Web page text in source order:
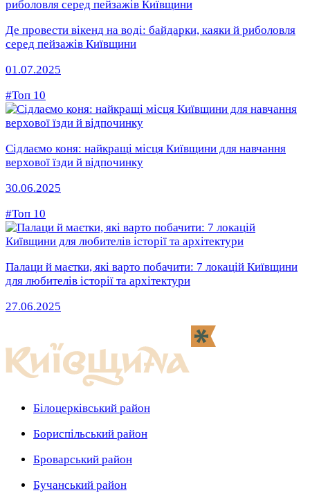
Де провести вікенд на воді: байдарки, каяки й риболовля
серед пейзажів Київщини
01.07.2025
#Топ 10
Сідлаємо коня: найкращі місця Київщини для навчання
верхової їзди й відпочинку
30.06.2025
#Топ 10
Палаци й маєтки, які варто побачити: 7 локацій Київщини
для любителів історії та архітектури
27.06.2025
Білоцерківський район
Бориспільський район
Броварський район
Бучанський район